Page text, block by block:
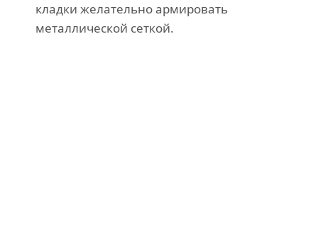
кладки желательно армировать
металлической сеткой.